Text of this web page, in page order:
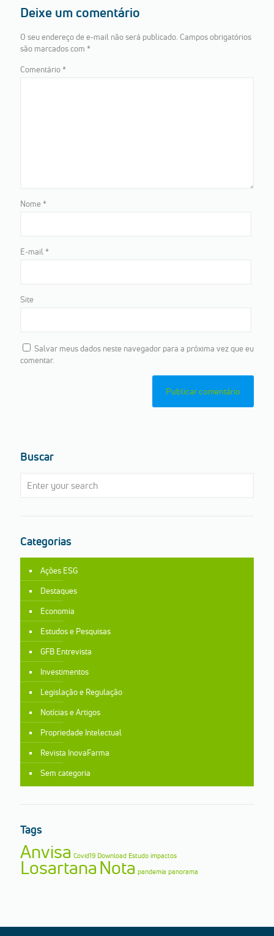
Deixe um comentário
O seu endereço de e-mail não será publicado. Campos obrigatórios
são marcados com *
Comentário*
Nome *
E-mail *
Site
Salvar meus dados neste navegador para a próxima vez que eu
comentar.
Buscar
Categorias
Ações ESG
Destaques
Economia
Estudos e Pesquisas
GFB Entrevista
Investimentos
Legislação e Regulação
Notícias e Artigos
Propriedade Intelectual
Revista InovaFarma
Sem categoria
Tags
Anvisa Covid19 Download Estudo impactos
LosartanaNota pandemia panorama